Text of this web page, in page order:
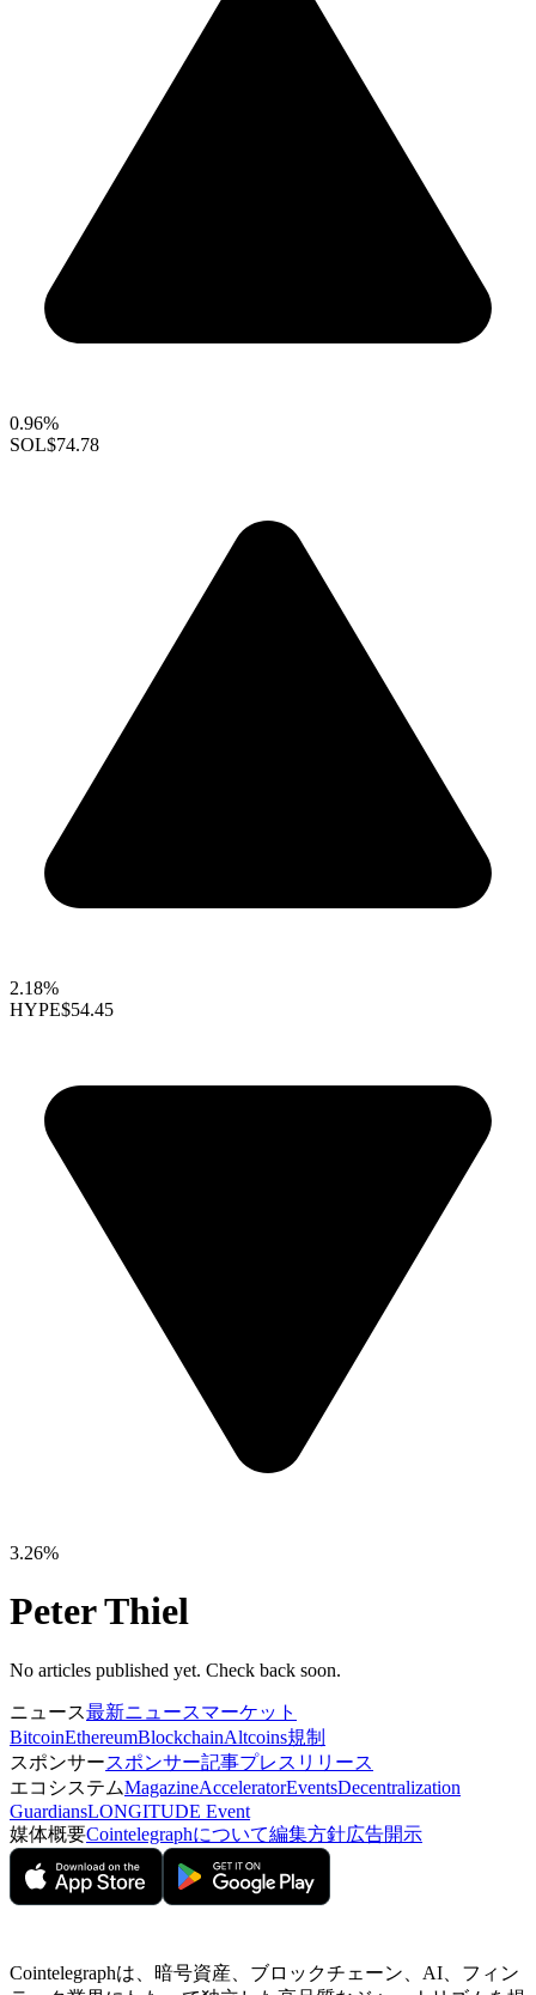
0.96%
SOL$74.78
2.18%
HYPE$54.45
3.26%
Peter Thiel
No articles published yet. Check back soon.
ニュース最新ニュースマーケット
BitcoinEthereumBlockchainAltcoins規制
スポンサースポンサー記事プレスリリース
エコシステムMagazineAcceleratorEventsDecentralization
GuardiansLONGITUDE Event
媒体概要Cointelegraphについて編集方針広告開示
Cointelegraphは、暗号資産、ブロックチェーン、AI、フィン